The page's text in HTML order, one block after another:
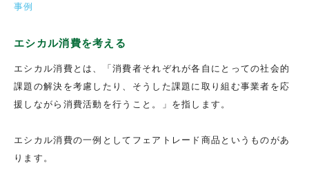
事例
エシカル消費を考える
エシカル消費とは、「消費者それぞれが各自にとっての社会的
課題の解決を考慮したり、そうした課題に取り組む事業者を応
援しながら消費活動を行うこと。」を指します。
エシカル消費の一例としてフェアトレード商品というものがあ
ります。